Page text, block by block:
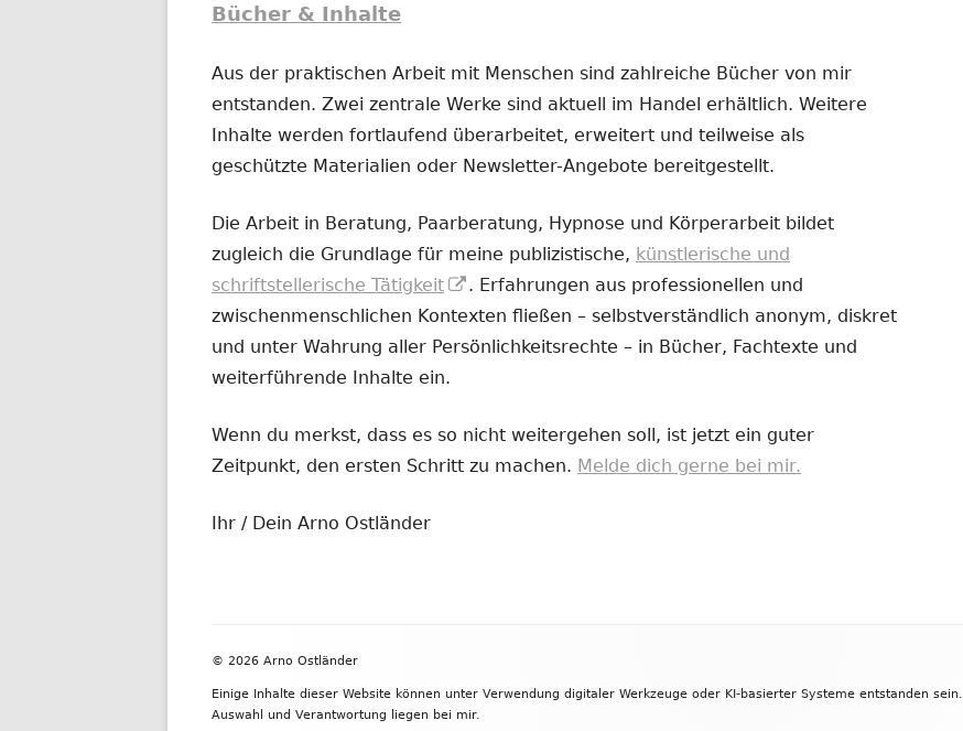
Bücher & Inhalte
Aus der praktischen Arbeit mit Menschen sind zahlreiche Bücher von mir
entstanden. Zwei zentrale Werke sind aktuell im Handel erhältlich. Weitere
Inhalte werden fortlaufend überarbeitet, erweitert und teilweise als
geschützte Materialien oder Newsletter-Angebote bereitgestellt.
Die Arbeit in Beratung, Paarberatung, Hypnose und Körperarbeit bildet
zugleich die Grundlage für meine publizistische, künstlerische und
schriftstellerische Tätigkeit
In
neuem
Fenster
. Erfahrungen aus professionellen und
zwischenmenschlichen Kontexten fließen – selbstverständlich anonym, diskret
und unter Wahrung aller Persönlichkeitsrechte – in Bücher, Fachtexte und
weiterführende Inhalte ein.
Wenn du merkst, dass es so nicht weitergehen soll, ist jetzt ein guter
Zeitpunkt, den ersten Schritt zu machen. Melde dich gerne bei mir.
Ihr / Dein Arno Ostländer
Inhalt
© 2026 Arno Ostländer
Einige Inhalte dieser Website können unter Verwendung digitaler Werkzeuge oder KI-basierter Systeme entstanden sein.
Auswahl und Verantwortung liegen bei mir.